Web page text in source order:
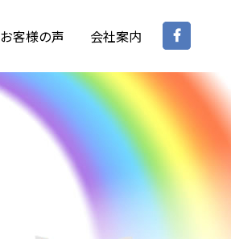
お客様の声 会社案内